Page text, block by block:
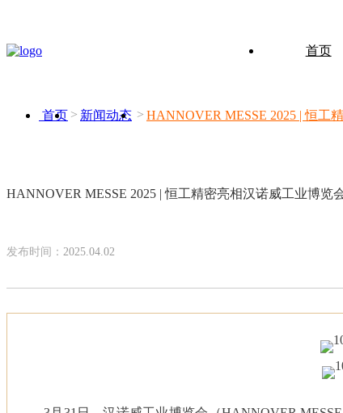
首页
首页 新闻动态 HANNOVER MESSE 2025 | 恒工
HANNOVER MESSE 2025 | 恒工精密亮相汉诺威工业博览
发布时间： 2025.04.02